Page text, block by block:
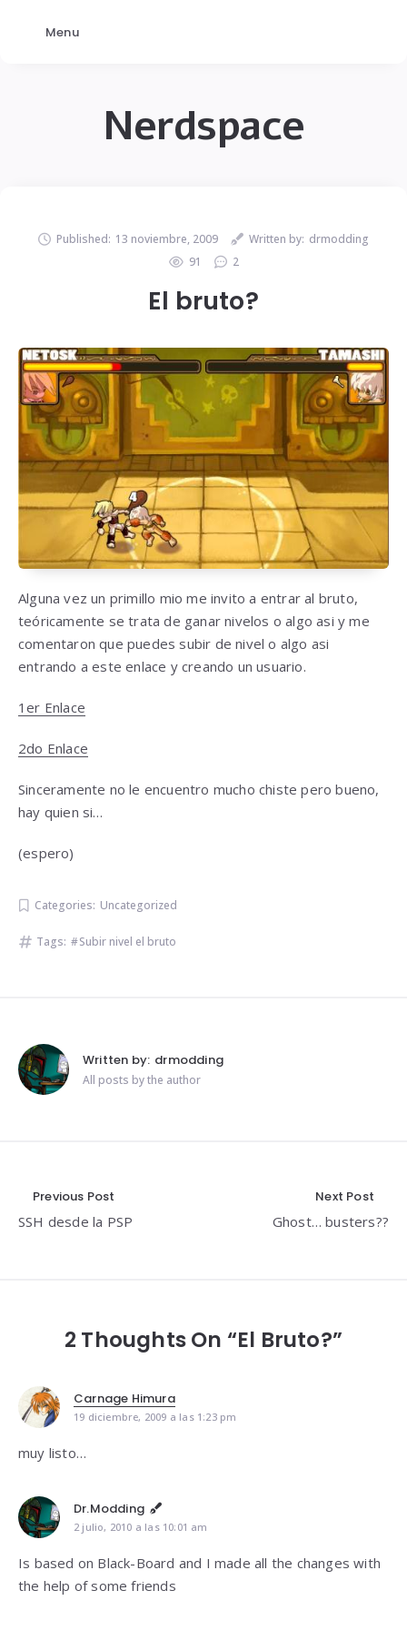
Nerdspace
Published: 13 noviembre, 2009 Written by: drmodding
91
2
El bruto?
Alguna vez un primillo mio me invito a entrar al bruto,
teóricamente se trata de ganar nivelos o algo asi y me
comentaron que puedes subir de nivel o algo asi
entrando a este enlace y creando un usuario.
1er Enlace
2do Enlace
Sinceramente no le encuentro mucho chiste pero bueno,
hay quien si…
(espero)
Categories: Uncategorized
Tags: Subir nivel el bruto
Written by: drmodding
All posts by the author
Navegación
de
Previous Post
SSH desde la PSP
Next Post
Ghost… busters??
2 Thoughts On “El Bruto?”
Carnage Himura
19 diciembre, 2009 a las 1:23 pm
muy listo…
Dr.Modding
2 julio, 2010 a las 10:01 am
Is based on Black-Board and I made all the changes with
the help of some friends
Menu